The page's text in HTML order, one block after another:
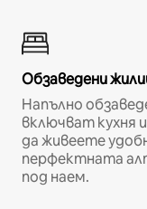
Обзаведени
Напълно
включват кухня
да живеете
перфектната
под наем.